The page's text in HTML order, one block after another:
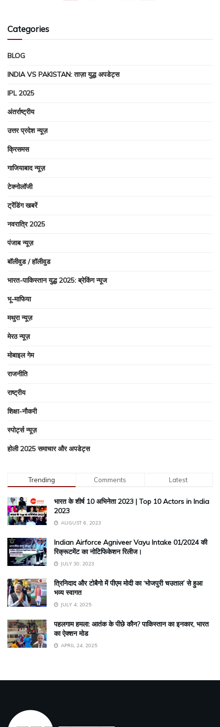
Categories
BLOG
INDIA VS PAKISTAN: ताज़ा युद्ध अपडेट्स
IPL 2025
अंतर्राष्ट्रीय
उत्तर प्रदेश न्यूज़
क्रिसमस
गाजियाबाद न्यूज़
टेक्नोलॉजी
ट्रेंडिंग खबरें
नवरात्रि 2025
पंजाब न्यूज़
बॉलीवुड / हॉलीवुड
भारत-पाकिस्तान युद्ध 2025: ब्रेकिंग न्यूज
भू-माफिया
मथुरा न्यूज़
मेरठ न्यूज़
मोबाइल गेम
राजनीति
राष्ट्रीय
शिक्षा-नौकरी
स्पोर्ट्स न्यूज़
होली 2025 समाचार और अपडेट्स
Trending Comments Latest
भारत के शीर्ष 10 अभिनेता 2023 | Top 10 Actors in India
2023
AUGUST 6, 2023
Indian Airforce Agniveer Vayu Intake 01/2024 की
रिक्रूटमेंट का नोटिफिकेशन रिलीज।
JULY 30, 2023
त्रिनिदाद और टोबैगो में पीएम मोदी का ‘भोजपुरी चउताल’ से हुआ
भव्य स्वागत
JULY 4, 2025
पहलगाम हमला: आतंक के पीछे कौन? पाकिस्तान का इनकार, भारत
का ऐक्शन मोड
APRIL 24, 2025